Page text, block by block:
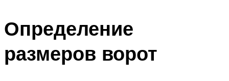
Определение
размеров ворот